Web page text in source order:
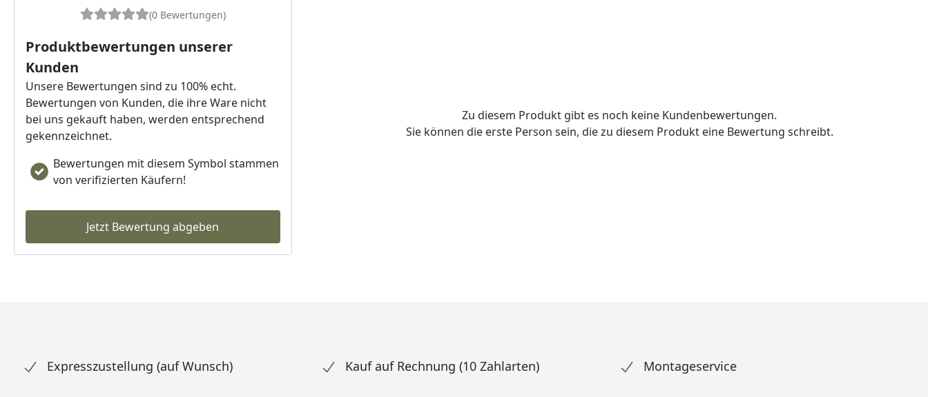
(0 Bewertungen)
Produktbewertungen unserer
Kunden
Unsere Bewertungen sind zu 100% echt.
Bewertungen von Kunden, die ihre Ware nicht
bei uns gekauft haben, werden entsprechend
gekennzeichnet.
Bewertungen mit diesem Symbol stammen
von verifizierten Käufern!
Jetzt Bewertung abgeben
Zu diesem Produkt gibt es noch keine Kundenbewertungen.
Sie können die erste Person sein, die zu diesem Produkt eine Bewertung schreibt.
Expresszustellung (auf Wunsch) Kauf auf Rechnung (10 Zahlarten) Montageservice